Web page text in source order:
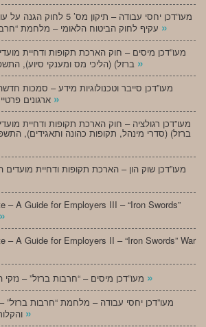
מעו”דכן יחסי עבודה – תיקון
»
מעו”דכן מיסים – חוק הארכת תקופות ודחיית
»
מעו”דכן סייבר וטכנולוגיות מידע – סמכות
»
מעו”דכן רגולציה – חוק הארכת תקופות ודחיית
ברזל) (סדרי מינהל, תקופות כהונה ותאגידים), התשפ”ד-2023 – נובמבר
מעו”דכן שוק הון – הארכת תקופות ודחיית
– A Guide for Employers III – “Iron Swords”
»
– A Guide for Employers II – “Iron Swords” War
»
מעו”דכן יחסי עבודה – מלחמת “חרבות ברזל”
»